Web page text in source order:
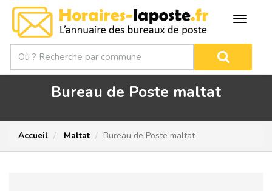
Bureau de Poste maltat
Accueil Maltat Bureau de Poste maltat